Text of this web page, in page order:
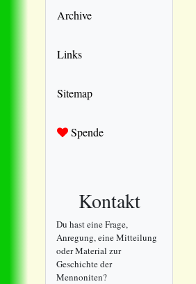
Archive
Links
Sitemap
Spende
Kontakt
Du hast eine Frage,
Anregung, eine Mitteilung
oder Material zur
Geschichte der
Mennoniten?